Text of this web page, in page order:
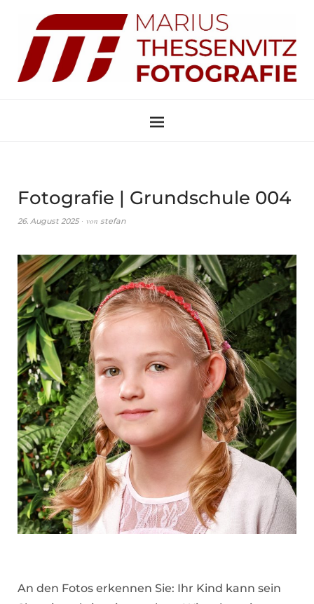
Fotografie | Grundschule 004
26. August 2025 von stefan
An den Fotos erkennen Sie: Ihr Kind kann sein